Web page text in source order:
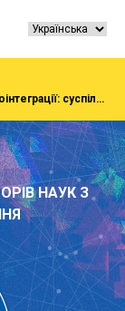
Конференція «Інституціоналізація процесів євроінтеграції: суспільство, економіка, адміністрування»
НАУК З